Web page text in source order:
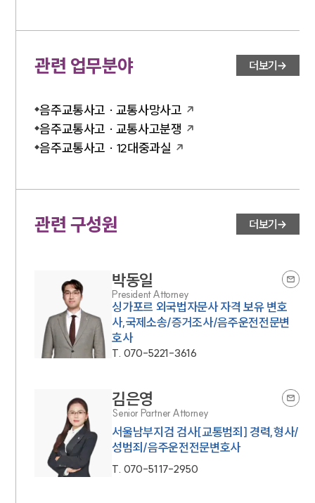
관련 업무분야 더보기
음주교통사고 · 교통사망사고
음주교통사고 · 교통사고분쟁
음주교통사고 · 12대중과실
관련 구성원 더보기
박동일
President Attorney
싱가포르 외국법자문사 자격 보유 변호
사,국제소송/증거조사/음주운전전문변
호사
T. 070-5221-3616
김은영
Senior Partner Attorney
서울남부지검 검사[교통범죄] 경력,형사/
성범죄/음주운전전문변호사
T. 070-5117-2950